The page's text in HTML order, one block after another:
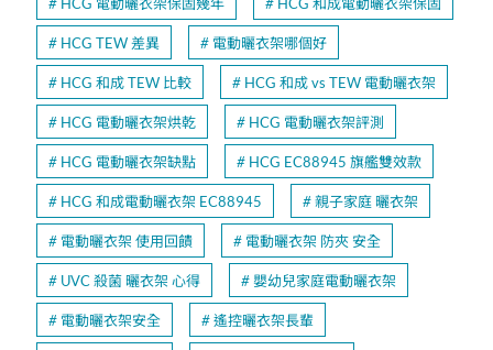
HCG TEW 差異 電動曬衣架哪個好
HCG 和成 TEW 比較 HCG 和成 vs TEW 電動曬衣架
HCG 電動曬衣架烘乾 HCG 電動曬衣架評測
HCG 電動曬衣架缺點 HCG EC88945 旗艦雙效款
HCG 和成電動曬衣架 EC88945 親子家庭 曬衣架
電動曬衣架 使用回饋 電動曬衣架 防夾 安全
UVC 殺菌 曬衣架 心得 嬰幼兒家庭電動曬衣架
電動曬衣架安全 遙控曬衣架長輩